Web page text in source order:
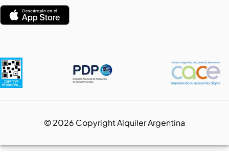
©2026 Copyright Alquiler Argentina